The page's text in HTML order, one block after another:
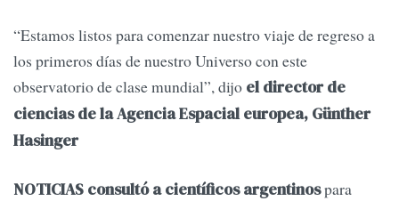
“Estamos listos para comenzar nuestro viaje de regreso a
los primeros días de nuestro Universo con este
observatorio de clase mundial”, dijo el director de
ciencias de la Agencia Espacial europea, Günther
Hasinger
NOTICIAS consultó a científicos argentinospara